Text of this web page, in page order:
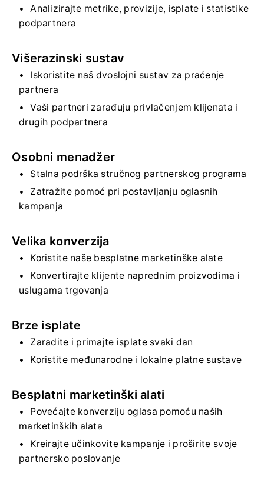
Analizirajte metrike, provizije, isplate i statistike
podpartnera
Višerazinski sustav
Iskoristite naš dvoslojni sustav za praćenje
partnera
Vaši partneri zarađuju privlačenjem klijenata i
drugih podpartnera
Osobni menadžer
Stalna podrška stručnog partnerskog programa
Zatražite pomoć pri postavljanju oglasnih
kampanja
Velika konverzija
Koristite naše besplatne marketinške alate
Konvertirajte klijente naprednim proizvodima i
uslugama trgovanja
Brze isplate
Zaradite i primajte isplate svaki dan
Koristite međunarodne i lokalne platne sustave
Besplatni marketinški alati
Povećajte konverziju oglasa pomoću naših
marketinških alata
Kreirajte učinkovite kampanje i proširite svoje
partnersko poslovanje